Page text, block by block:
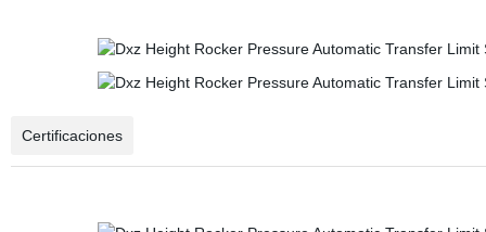
Certificaciones